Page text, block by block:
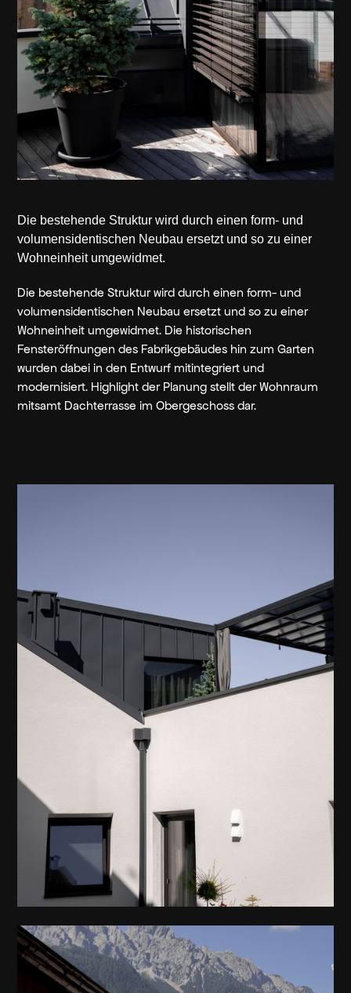
Die bestehende Struktur wird durch einen form- und
volumensidentischen Neubau ersetzt und so zu einer
Wohneinheit umgewidmet.
Die bestehende Struktur wird durch einen form- und
volumensidentischen Neubau ersetzt und so zu einer
Wohneinheit umgewidmet. Die historischen
Fensteröffnungen des Fabrikgebäudes hin zum Garten
wurden dabei in den Entwurf mitintegriert und
modernisiert. Highlight der Planung stellt der Wohnraum
mitsamt Dachterrasse im Obergeschoss dar.